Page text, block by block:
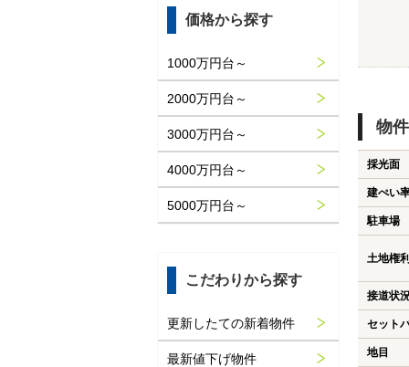
物
採光面
建ぺい
駐車場
土地権
接道状
セット
地目
価格から探す
1000万円台～
2000万円台～
3000万円台～
4000万円台～
5000万円台～
こだわりから探す
更新したての新着物件
最新値下げ物件